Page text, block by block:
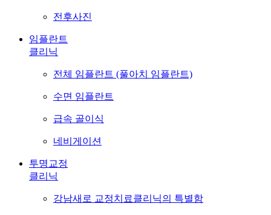
전후사진
임플란트
클리닉
전체 임플란트 (풀아치 임플란트)
수면 임플란트
급속 골이식
네비게이션
투명교정
클리닉
강남새로 교정치료클리닉의 특별함